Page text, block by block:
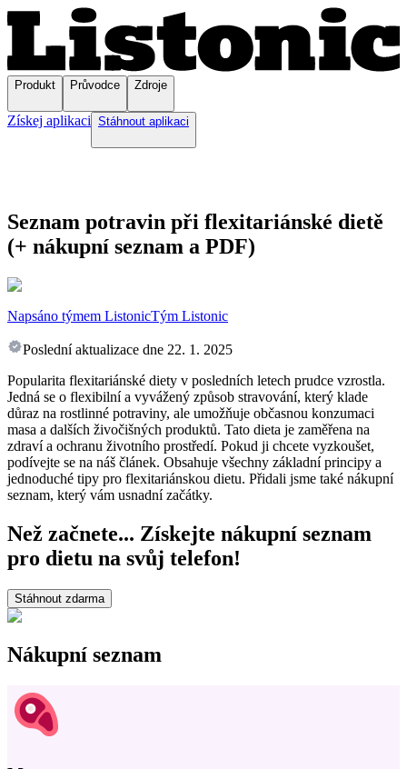
Produkt Průvodce Zdroje
Získej aplikaci Stáhnout aplikaci
Seznam potravin při flexitariánské dietě
(+ nákupní seznam a PDF)
Napsáno týmem ListonicTým Listonic
Poslední aktualizace dne 22. 1. 2025
Popularita flexitariánské diety v posledních letech prudce vzrostla.
Jedná se o flexibilní a vyvážený způsob stravování, který klade
důraz na rostlinné potraviny, ale umožňuje občasnou konzumaci
masa a dalších živočišných produktů. Tato dieta je zaměřena na
zdraví a ochranu životního prostředí. Pokud ji chcete vyzkoušet,
podívejte se na náš článek. Obsahuje všechny základní principy a
jednoduché tipy pro flexitariánskou dietu. Přidali jsme také nákupní
seznam, který vám usnadní začátky.
Než začnete... Získejte nákupní seznam
pro dietu na svůj telefon!
Stáhnout zdarma
Nákupní seznam